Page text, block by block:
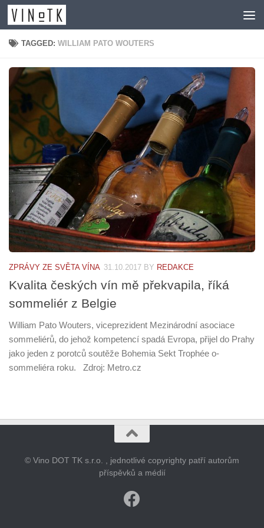
Skip to content
TAGGED:WILLIAM PATO WOUTERS
ZPRÁVY ZE SVĚTA VÍNA 31.10.2017 BY REDAKCE
Kvalita českých vín mě překvapila, říká
sommeliér z Belgie
William Pato Wouters, viceprezident Mezinárodní asociace
sommeliérů, do jehož kompetencí spadá Evropa, přijel do Prahy
jako jeden z porotců soutěže Bohemia Sekt Trophée o­
sommeliéra roku. Zdroj: Metro.cz
© Vino DOT TK s.r.o. , jednotlivé copyrighty patří autorům
příspěvků a médií